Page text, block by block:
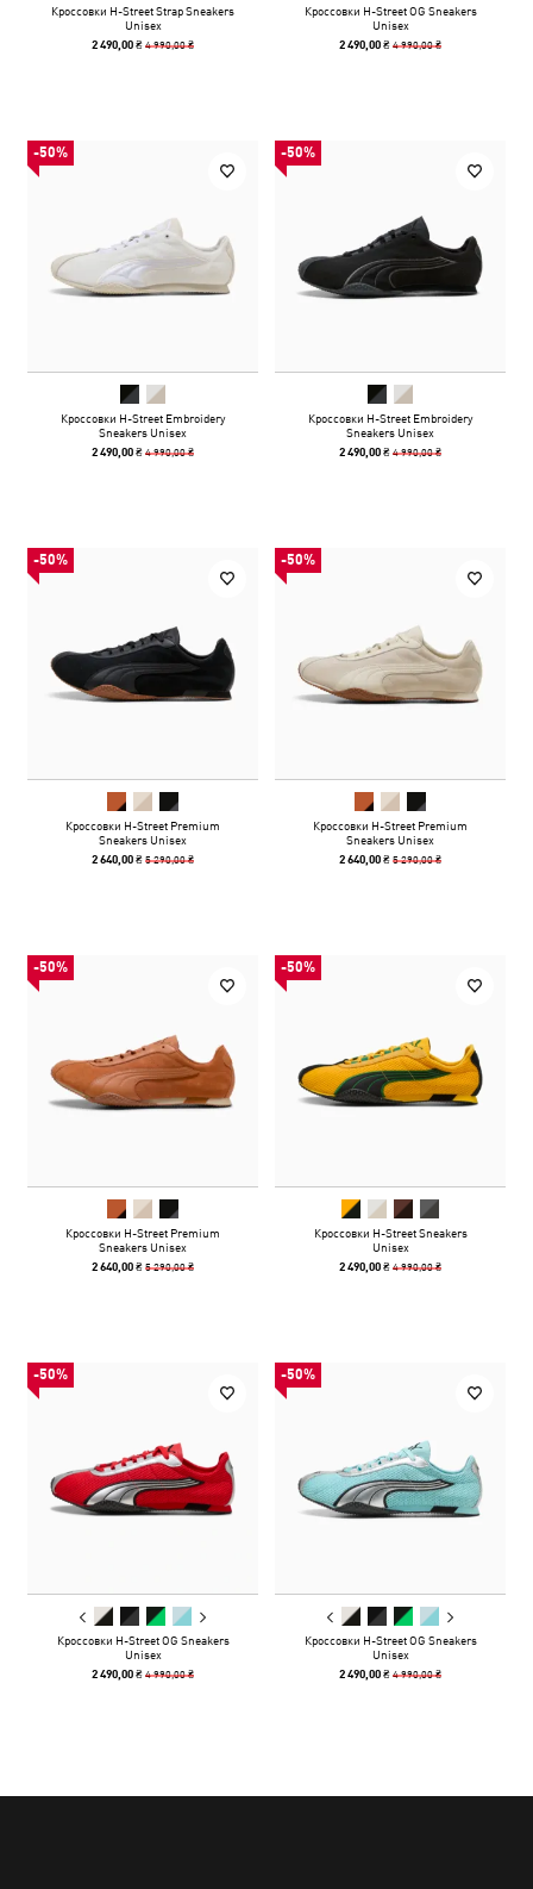
Кроссовки H-Street Strap Sneakers
Unisex
2 490,00 ₴4 990,00 ₴
Кроссовки H-Street OG Sneakers
Unisex
2 490,00 ₴4 990,00 ₴
-50%
Кроссовки H-Street Embroidery
Sneakers Unisex
2 490,00 ₴4 990,00 ₴
-50%
Кроссовки H-Street Embroidery
Sneakers Unisex
2 490,00 ₴4 990,00 ₴
-50%
Кроссовки H-Street Premium
Sneakers Unisex
2 640,00 ₴5 290,00 ₴
-50%
Кроссовки H-Street Premium
Sneakers Unisex
2 640,00 ₴5 290,00 ₴
-50%
Кроссовки H-Street Premium
Sneakers Unisex
2 640,00 ₴5 290,00 ₴
-50%
Кроссовки H-Street Sneakers
Unisex
2 490,00 ₴4 990,00 ₴
-50%
Кроссовки H-Street OG Sneakers
Unisex
2 490,00 ₴4 990,00 ₴
-50%
Кроссовки H-Street OG Sneakers
Unisex
2 490,00 ₴4 990,00 ₴